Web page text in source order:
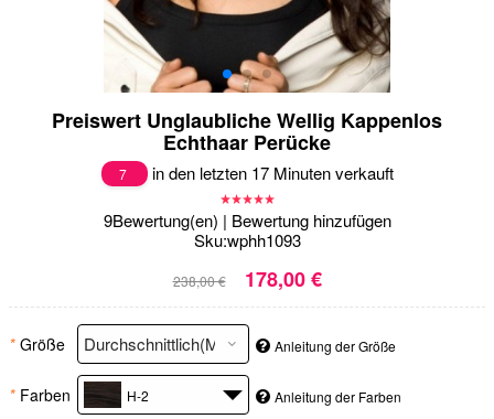
Preiswert Unglaubliche Wellig Kappenlos
Echthaar Perücke
7 in den letzten 17 Minuten verkauft
9Bewertung(en) | Bewertung hinzufügen
Sku:wphh1093
238,00 € 178,00 €
* Größe Anleitung der Größe
* Farben H-2 Anleitung der Farben